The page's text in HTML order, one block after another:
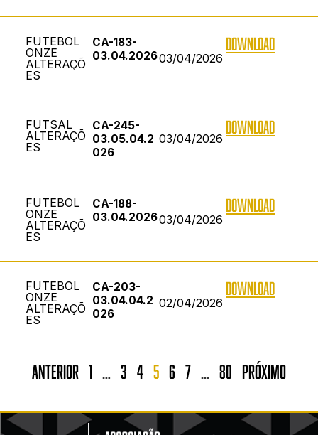
FUTEBOL
ONZE
ALTERAÇÕ
ES
CA-183-
03.04.202603/04/2026
DOWNLOAD
FUTSAL
ALTERAÇÕ
ES
CA-245-
03.05.04.2
026
03/04/2026
DOWNLOAD
FUTEBOL
ONZE
ALTERAÇÕ
ES
CA-188-
03.04.202603/04/2026
DOWNLOAD
FUTEBOL
ONZE
ALTERAÇÕ
ES
CA-203-
03.04.04.2
026
02/04/2026
DOWNLOAD
Anterior 1 … 3 4 5 6 7 … 80 Próximo